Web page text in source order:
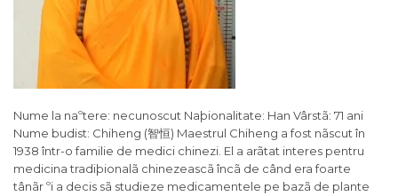
Nume la naº­tere: necunoscut Naþio­na­li­tate: Han Vâr­stã: 71 ani
Nume budist: Chiheng (智恒) Maestrul Chiheng a fost nãscut în
1938 într-o familie de medici chinezi. El a arãtat interes pentru
medicina tradiþionalã chinezeascã încã de când era foarte
tânãr ºi a decis sã studieze medicamentele pe bazã de plante